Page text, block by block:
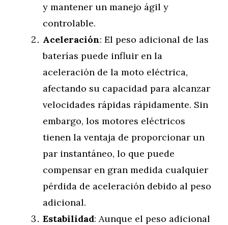
y mantener un manejo ágil y
controlable.
Aceleración: El peso adicional de las
baterías puede influir en la
aceleración de la moto eléctrica,
afectando su capacidad para alcanzar
velocidades rápidas rápidamente. Sin
embargo, los motores eléctricos
tienen la ventaja de proporcionar un
par instantáneo, lo que puede
compensar en gran medida cualquier
pérdida de aceleración debido al peso
adicional.
Estabilidad: Aunque el peso adicional